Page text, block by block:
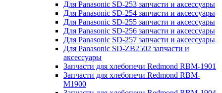
Для Panasonic SD-253 запчасти и аксессуары
Для Panasonic SD-254 запчасти и аксессуары
Для Panasonic SD-255 запчасти и аксессуары
Для Panasonic SD-256 запчасти и аксессуары
Для Panasonic SD-257 запчасти и аксессуары
Для Panasonic SD-ZB2502 запчасти и
аксессуары
Запчасти для хлебопечи Redmond RBM-1901
Запчасти для хлебопечи Redmond RBM-
M1900